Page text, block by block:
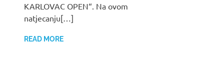
KARLOVAC OPEN“. Na ovom
natjecanju[…]
READ MORE